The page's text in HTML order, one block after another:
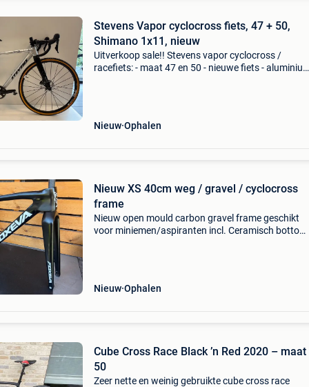
Stevens Vapor cyclocross fiets, 47 + 50,
Shimano 1x11, nieuw
Uitverkoop sale!! Stevens vapor cyclocross /
racefiets: - maat 47 en 50 - nieuwe fiets - aluminium
Nieuw Ophalen
Nieuw XS 40cm weg / gravel / cyclocross
frame
Nieuw open mould carbon gravel frame geschikt
voor miniemen/aspiranten incl. Ceramisch bottom
Nieuw Ophalen
Cube Cross Race Black ’n Red 2020 – maat
50
Zeer nette en weinig gebruikte cube cross race